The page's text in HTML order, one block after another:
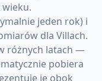
wieku.
jeden rok) i
dla Villach.
różnych latach —
pobiera
je obok